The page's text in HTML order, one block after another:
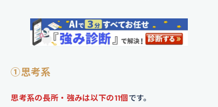
①思考系
思考系の長所・強みは以下の11個です。